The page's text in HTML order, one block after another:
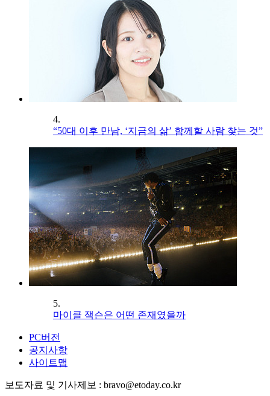
4.
“50대 이후 만남, ‘지금의 삶’ 함께할 사람 찾는 것”
5.
마이클 잭슨은 어떤 존재였을까
PC버전
공지사항
사이트맵
보도자료 및 기사제보 : bravo@etoday.co.kr